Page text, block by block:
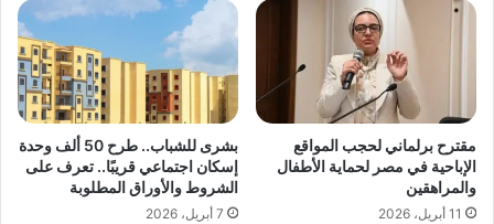
مقترح برلماني لحجب المواقع
الإباحية في مصر لحماية الأطفال
والمراهقين
11 أبريل، 2026
بشرى للشباب.. طرح 50 ألف وحدة
إسكان اجتماعي قريبًا.. تعرف على
الشروط والأوراق المطلوبة
7 أبريل، 2026